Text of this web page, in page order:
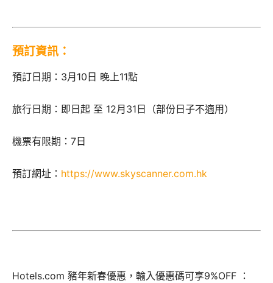
預訂資訊：
預訂日期：3月10日 晚上11點
旅行日期：即日起 至 12月31日（部份日子不適用）
機票有限期：7日
預訂網址： https://www.skyscanner.com.hk
Hotels.com 豬年新春優惠，輸入優惠碼可享9%OFF ：